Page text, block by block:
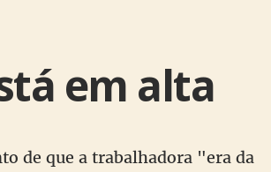
em alta
de que a trabalhadora "era da